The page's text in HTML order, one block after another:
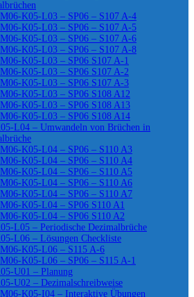
M06-K05-L03 – SP06 – S107 A-4
M06-K05-L03 – SP06 – S107 A-5
M06-K05-L03 – SP06 – S107 A-6
M06-K05-L03 – SP06 – S107 A-8
M06-K05-L03 – SP06 S107 A-1
M06-K05-L03 – SP06 S107 A-2
M06-K05-L03 – SP06 S107 A-3
M06-K05-L03 – SP06 S108 A12
M06-K05-L03 – SP06 S108 A13
M06-K05-L03 – SP06 S108 A14
L04 – Umwandeln von Brüchen in
M06-K05-L04 – SP06 – S110 A3
M06-K05-L04 – SP06 – S110 A4
M06-K05-L04 – SP06 – S110 A5
M06-K05-L04 – SP06 – S110 A6
M06-K05-L04 – SP06 – S110 A7
M06-K05-L04 – SP06 S110 A1
M06-K05-L04 – SP06 S110 A2
L05 – Periodische Dezimalbrüche
L06 – Lösungen Checkliste
M06-K05-L06 – S115 A-6
M06-K05-L06 – SP06 – S115 A-1
U01 – Planung
U02 – Dezimalschreibweise
M06-K05-I04 – Interaktive Übungen